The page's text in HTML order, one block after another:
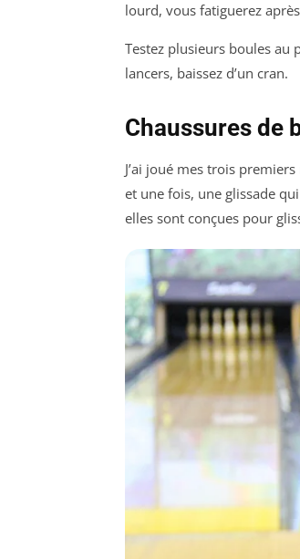
lourd, vous fatiguerez
Testez plusieurs boules au
lancers, baissez d’un cran.
Chaussures de
J’ai joué mes trois
et une fois, une glissade
elles sont conçues pour